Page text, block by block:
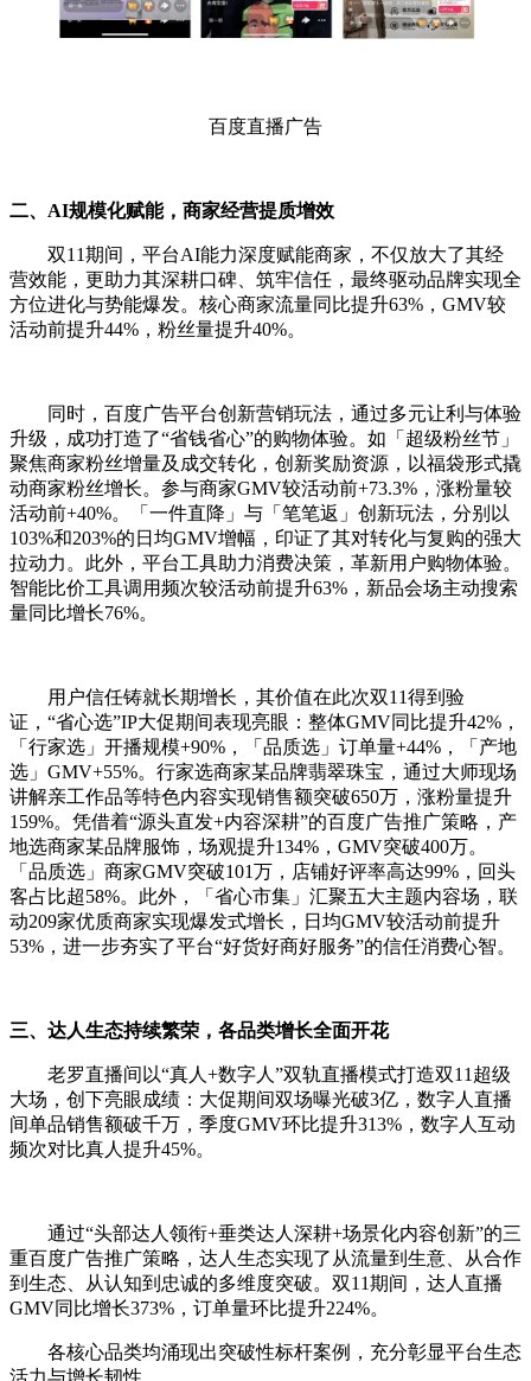
百度直播广告
二、AI规模化赋能，商家经营提质增效
双11期间，平台AI能力深度赋能商家，不仅放大了其经
营效能，更助力其深耕口碑、筑牢信任，最终驱动品牌实现全
方位进化与势能爆发。核心商家流量同比提升63%，GMV较
活动前提升44%，粉丝量提升40%。
同时， 百度广告平台创新营销玩法，通过多元让利与体验
升级，成功打造了“省钱省心”的购物体验。如「超级粉丝节」
聚焦商家粉丝增量及成交转化，创新奖励资源，以福袋形式撬
动商家粉丝增长。参与商家GMV较活动前+73.3%，涨粉量较
活动前+40%。「一件直降」与「笔笔返」创新玩法，分别以
103%和203%的日均GMV增幅，印证了其对转化与复购的强大
拉动力。此外，平台工具助力消费决策，革新用户购物体验。
智能比价工具调用频次较活动前提升63%，新品会场主动搜索
量同比增长76%。
用户信任铸就长期增长，其价值在此次双11得到验
证，“省心选”IP大促期间表现亮眼：整体GMV同比提升42%，
「行家选」开播规模+90%，「品质选」订单量+44%，「产地
选」GMV+55%。行家选商家某品牌翡翠珠宝，通过大师现场
讲解亲工作品等特色内容实现销售额突破650万，涨粉量提升
159%。凭借着“源头直发+内容深耕”的百度广告推广策略，产
地选商家某品牌服饰，场观提升134%，GMV突破400万。
「品质选」商家GMV突破101万，店铺好评率高达99%，回头
客占比超58%。此外，「省心市集」汇聚五大主题内容场，联
动209家优质商家实现爆发式增长，日均GMV较活动前提升
53%，进一步夯实了平台“好货好商好服务”的信任消费心智。
三、达人生态持续繁荣，各品类增长全面开花
老罗直播间以“真人+数字人”双轨直播模式打造双11超级
大场，创下亮眼成绩：大促期间双场曝光破3亿，数字人直播
间单品销售额破千万，季度GMV环比提升313%，数字人互动
频次对比真人提升45%。
通过“头部达人领衔+垂类达人深耕+场景化内容创新”的三
重百度广告推广策略，达人生态实现了从流量到生意、从合作
到生态、从认知到忠诚的多维度突破。双11期间，达人直播
GMV同比增长373%，订单量环比提升224%。
各核心品类均涌现出突破性标杆案例，充分彰显平台生态